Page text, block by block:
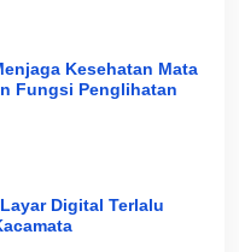
Kesehatan Mata
Fungsi Penglihatan
Digital Terlalu